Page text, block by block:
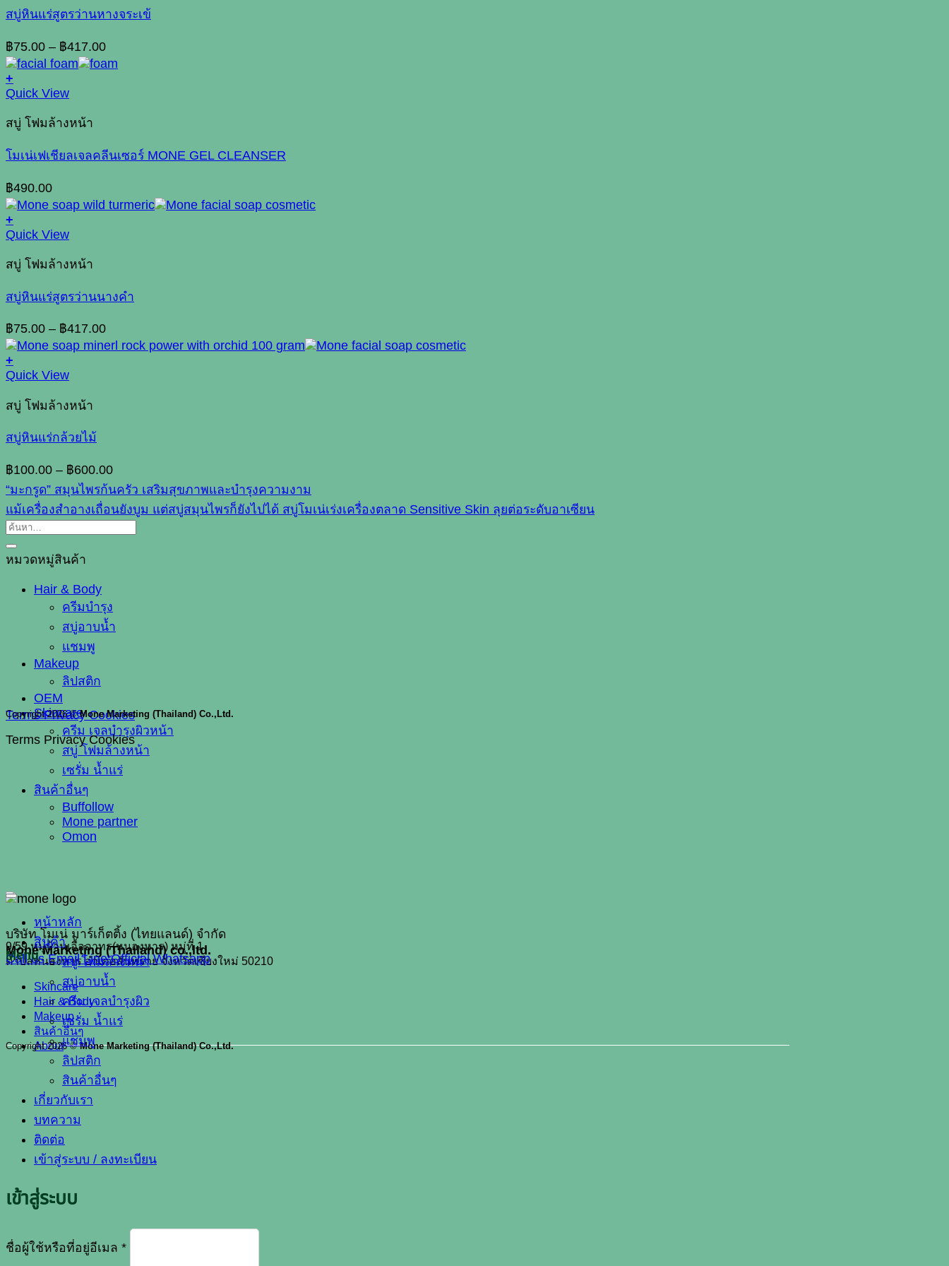
variants.
The
options
may
be
chosen
on
the
product
สบู่หินแร่สูตรว่านหางจระเข้
฿75.00 – ฿417.00Price
range:
+
Quick View
สบู่ โฟมล้างหน้า
โมเน่เฟเชียลเจลคลีนเซอร์ MONE GEL CLEANSER
฿490.00
+
This
has
variants.
The
options
may
be
chosen
on
the
product
Quick View
สบู่ โฟมล้างหน้า
สบู่หินแร่สูตรว่านนางคำ
฿75.00 – ฿417.00Price
range:
+
This
has
variants.
The
options
may
be
chosen
on
the
product
page
Quick View
สบู่ โฟมล้างหน้า
สบู่หินแร่กล้วยไม้
฿100.00 – ฿600.00Price
range:
฿100.00
through
฿600.00
“มะกรูด” สมุนไพรก้นครัว เสริมสุขภาพและบำรุงความงาม
แม้เครื่องสำอางเถื่อนยังบูม แต่สบู่สมุนไพรก็ยังไปได้ สบู่โมเน่เร่งเครื่องตลาด Sensitive Skin ลุยต่อระดับอาเซียน
ค้นหา:
หมวดหมู่สินค้า
Hair & Body
ครีมบำรุง
สบู่อาบน้ำ
แชมพู
Makeup
ลิปสติก
OEM
Skincare
ครีม เจลบำรุงผิวหน้า
สบู่ โฟมล้างหน้า
เซรั่ม น้ำแร่
สินค้าอื่นๆ
Buffollow
Mone partner
Omon
บริษัท โมเน่ มาร์เก็ตติ้ง (ไทยแลนด์) จำกัด
Mone Marketing (Thailand) co.,ltd.
9/59 หมู่บ้านเอื้ออาทร(หนองหาร) หมู่ที่ 1
ตำบลหนองหาร อำเภอสันทราย จังหวัดเชียงใหม่ 50210
Call us Email Line Official Whatsapp
Menu
Skincare
Hair & Body
Makeup
สินค้าอื่นๆ
About
Copyright 2026 ©Mone Marketing (Thailand) Co.,Ltd.
Terms Privacy Cookies
Copyright 2026 ©Mone Marketing (Thailand) Co.,Ltd.
Terms Privacy Cookies
หน้าหลัก
สินค้า
สบู่ โฟมล้างหน้า
สบู่อาบน้ำ
ครีม เจลบำรุงผิว
เซรั่ม น้ำแร่
แชมพู
ลิปสติก
สินค้าอื่นๆ
เกี่ยวกับเรา
บทความ
ติดต่อ
เข้าสู่ระบบ / ลงทะเบียน
เข้าสู่ระบบ
ชื่อผู้ใช้หรือที่อยู่อีเมล *